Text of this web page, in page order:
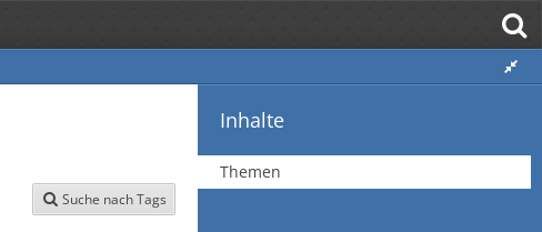
Suche nach Tags
Inhalte
Themen